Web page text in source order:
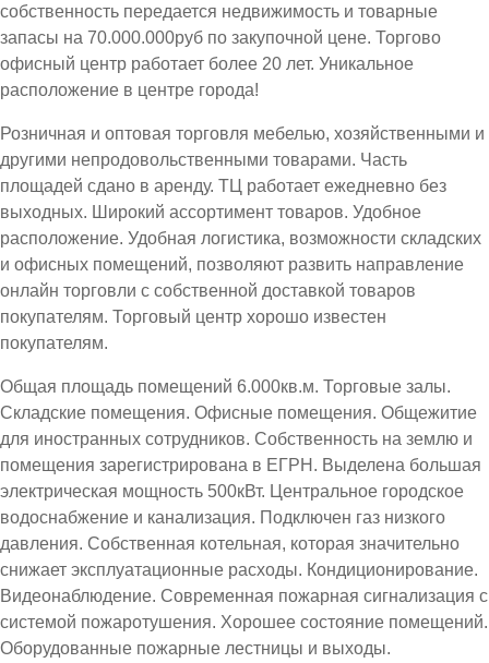
собственность передается недвижимость и товарные
запасы на 70.000.000руб по закупочной цене. Торгово
офисный центр работает более 20 лет. Уникальное
расположение в центре города!
Розничная и оптовая торговля мебелью, хозяйственными и
другими непродовольственными товарами. Часть
площадей сдано в аренду. ТЦ работает ежедневно без
выходных. Широкий ассортимент товаров. Удобное
расположение. Удобная логистика, возможности складских
и офисных помещений, позволяют развить направление
онлайн торговли с собственной доставкой товаров
покупателям. Торговый центр хорошо известен
покупателям.
Общая площадь помещений 6.000кв.м. Торговые залы.
Складские помещения. Офисные помещения. Общежитие
для иностранных сотрудников. Собственность на землю и
помещения зарегистрирована в ЕГРН. Выделена большая
электрическая мощность 500кВт. Центральное городское
водоснабжение и канализация. Подключен газ низкого
давления. Собственная котельная, которая значительно
снижает эксплуатационные расходы. Кондиционирование.
Видеонаблюдение. Современная пожарная сигнализация с
системой пожаротушения. Хорошее состояние помещений.
Оборудованные пожарные лестницы и выходы.